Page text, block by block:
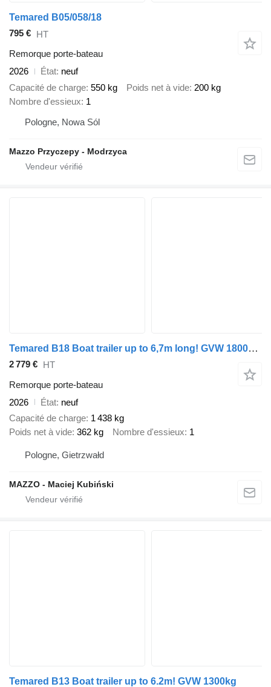
Temared B05/058/18
795 € HT
Remorque porte-bateau
2026
État neuf
Capacité de charge 550 kg Poids net à vide 200 kg
Nombre d'essieux 1
Pologne, Nowa Sól
Mazzo Przyczepy - Modrzyca
Temared B18 Boat trailer up to 6,7m long! GVW 1800kg!
2 779 € HT
Remorque porte-bateau
2026
État neuf
Capacité de charge 1 438 kg
Poids net à vide 362 kg Nombre d'essieux 1
Pologne, Gietrzwałd
MAZZO - Maciej Kubiński
Temared B13 Boat trailer up to 6.2m! GVW 1300kg